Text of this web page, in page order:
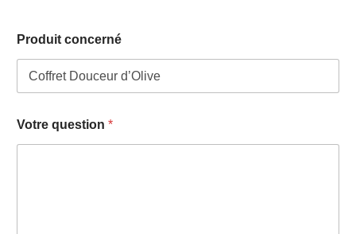
Produit concerné
Votre question *